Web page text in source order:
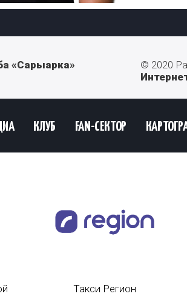
«Сарыарка»
© 2020
КЛУБ FAN-СЕКТОР
Такси Регион